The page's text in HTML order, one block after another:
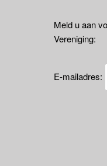
Meld u aan
Vereniging:
E-mailadres: